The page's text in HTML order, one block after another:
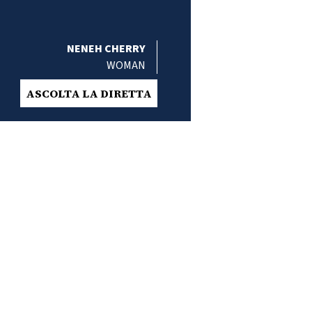
NENEH CHERRY
WOMAN
ASCOLTA LA DIRETTA